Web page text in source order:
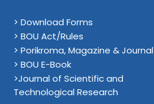
> Download Forms
> BOU Act/Rules
> Porikroma, Magazine & Journal
> BOU E-Book
>Journal of Scientific and
Technological Research